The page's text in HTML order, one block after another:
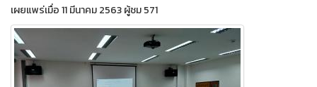
เผยแพร่เมื่อ 11 มีนาคม 2563 ผู้ชม 571